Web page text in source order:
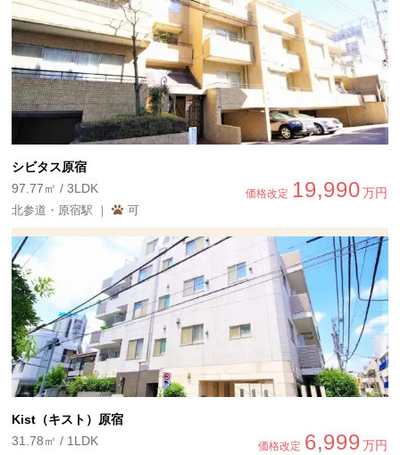
シビタス原宿
価格改定 19,990万円
97.77㎡ / 3LDK
北参道・原宿駅 ｜ 可
Kist（キスト）原宿
価格改定 6,999万円
31.78㎡ / 1LDK